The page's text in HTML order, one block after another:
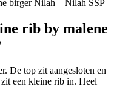
birger Nilah – Nilah SSP
rib by malene
De top zit aangesloten en
een kleine rib in. Heel